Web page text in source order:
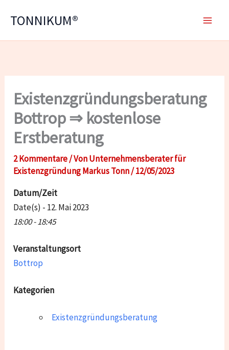
InhaltTONNIKUM®
Existenzgründungsberatung
Bottrop ⇒ kostenlose
Erstberatung
2 Kommentare/ VonUnternehmensberater für
Existenzgründung Markus Tonn/12/05/2023
Datum/Zeit
Date(s) - 12. Mai 2023
18:00 - 18:45
Veranstaltungsort
Bottrop
Kategorien
Existenzgründungsberatung